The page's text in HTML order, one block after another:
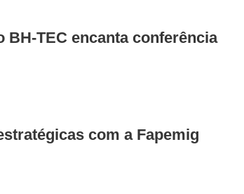
TEC encanta conferência
com a Fapemig